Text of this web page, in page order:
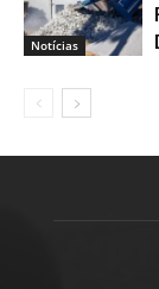
Notícias